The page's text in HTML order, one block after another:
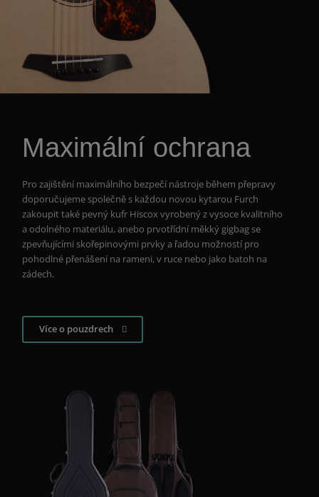
Maximální ochrana
Pro zajištění maximálního bezpečí nástroje během přepravy
doporučujeme společně s každou novou kytarou Furch
zakoupit také pevný kufr Hiscox vyrobený z vysoce kvalitního
a odolného materiálu, anebo prvotřídní měkký gigbag se
zpevňujícími skořepinovými prvky a řadou možností pro
pohodlné přenášení na rameni, v ruce nebo jako batoh na
zádech.
Více o pouzdrech